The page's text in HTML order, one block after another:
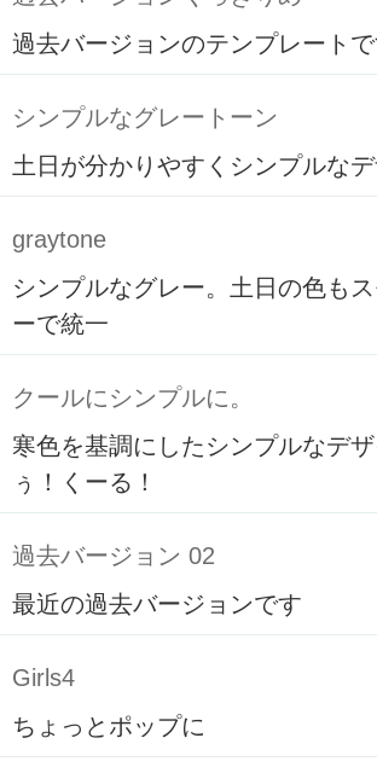
過去バージョンのテンプレートで
シンプルなグレートーン
土日が分かりやすくシンプルな
graytone
シンプルなグレー。土日の色も
ーで統一
クールにシンプルに。
寒色を基調にしたシンプルなデ
ぅ！くーる！
過去バージョン 02
最近の過去バージョンです
Girls4
ちょっとポップに